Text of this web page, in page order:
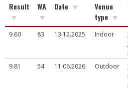
Result WA Date
Venue
type
9.60 83 13.12.2025. Indoor
9.81
54 11.06.2026. Outdoor